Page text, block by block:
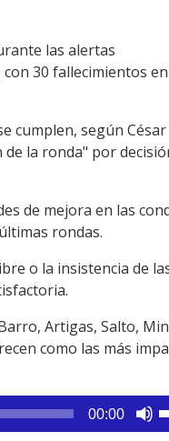
las alertas
30 fallecimientos
cumplen, según César
la ronda" por
de mejora en las
rondas.
o la insistencia de
Artigas, Salto,
como las más
00:00